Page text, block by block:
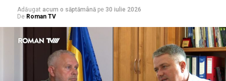
Adăugat acum o săptămână pe 30 iulie 2026
De Roman TV